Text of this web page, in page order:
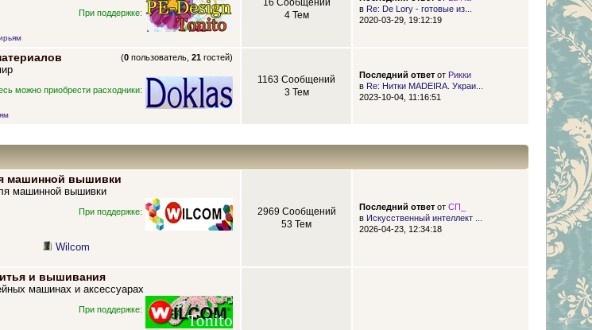
При поддержке:
16 Сообщений
4 Тем
в Re: De Lory - готовые из...
2020-03-29, 19:12:19
(0 пользователь,21 гостей)
можно приобрести расходники:
1163 Сообщений
3 Тем
Последний ответот Рикки
в Re: Нитки MADEIRA. Украи...
2023-10-04, 11:16:51
машинной вышивки
машинной вышивки
При поддержке:
Wilcom
2969 Сообщений
53 Тем
Последний ответот СП_
в Искусственный интеллект ...
2026-04-23, 12:34:18
и вышивания
машинах и аксессуарах
При поддержке: